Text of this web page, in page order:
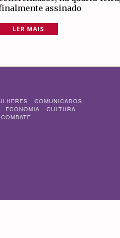
assinado
LER MAIS
COMUNICADOS
ECONOMIA
CULTURA